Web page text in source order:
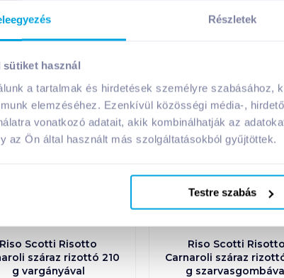
Részletek
sütiket használ
a tartalmak és hirdetések személyre szabásához,
elemzéséhez. Ezenkívül közösségi média-,
vonatkozó adatait, akik kombinálhatják az
az Ön által használt más szolgáltatásokból gyűjtöttek.
Testre szabás
Riso Scotti Risotto
száraz rizottó 210
g vargányával
Riso Scotti Risotto
Carnaroli száraz
g